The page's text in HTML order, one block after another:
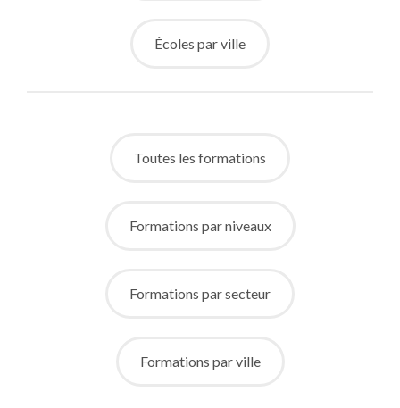
Écoles par ville
Toutes les formations
Formations par niveaux
Formations par secteur
Formations par ville